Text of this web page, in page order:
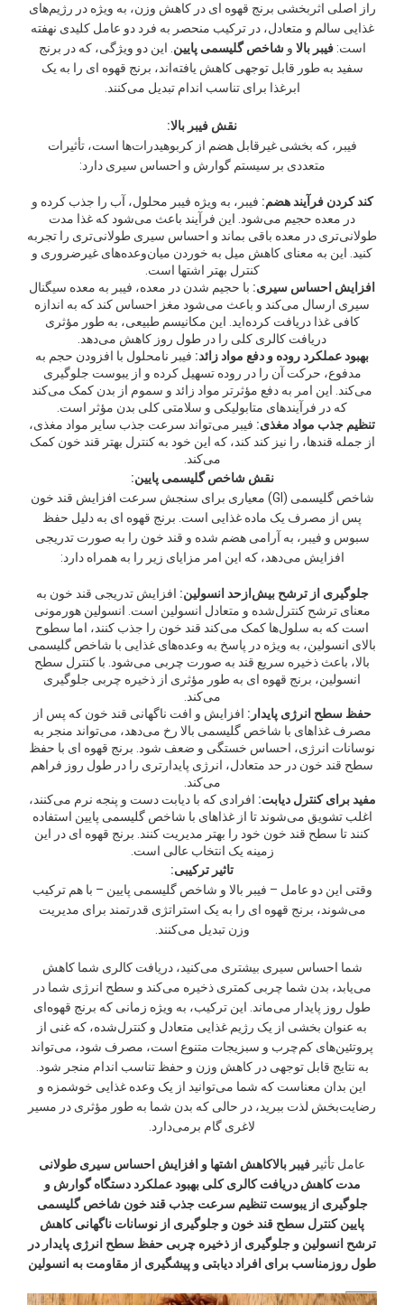
راز اصلی اثربخشی برنج قهوه ای در کاهش وزن، به ویژه در رژیم‌های
غذایی سالم و متعادل، در ترکیب منحصر به فرد دو عامل کلیدی نهفته
است:فیبر بالا وشاخص گلیسمی پایین . این دو ویژگی، که در برنج
سفید به طور قابل توجهی کاهش یافته‌اند، برنج قهوه ای را به یک
ابرغذا برای تناسب اندام تبدیل می‌کنند.
نقش فیبر بالا:
فیبر، که بخشی غیرقابل هضم از کربوهیدرات‌ها است، تأثیرات
متعددی بر سیستم گوارش و احساس سیری دارد:
کند کردن فرآیند هضم: فیبر، به ویژه فیبر محلول، آب را جذب کرده و
در معده حجیم می‌شود. این فرآیند باعث می‌شود که غذا مدت
طولانی‌تری در معده باقی بماند و احساس سیری طولانی‌تری را تجربه
کنید. این به معنای کاهش میل به خوردن میان‌وعده‌های غیرضروری و
کنترل بهتر اشتها است.
افزایش احساس سیری: با حجیم شدن در معده، فیبر به معده سیگنال
سیری ارسال می‌کند و باعث می‌شود مغز احساس کند که به اندازه
کافی غذا دریافت کرده‌اید. این مکانیسم طبیعی، به طور مؤثری
دریافت کالری کلی را در طول روز کاهش می‌دهد.
بهبود عملکرد روده و دفع مواد زائد: فیبر نامحلول با افزودن حجم به
مدفوع، حرکت آن را در روده تسهیل کرده و از یبوست جلوگیری
می‌کند. این امر به دفع مؤثرتر مواد زائد و سموم از بدن کمک می‌کند
که در فرآیندهای متابولیکی و سلامتی کلی بدن مؤثر است.
تنظیم جذب مواد مغذی: فیبر می‌تواند سرعت جذب سایر مواد مغذی،
از جمله قندها، را نیز کند کند، که این خود به کنترل بهتر قند خون کمک
می‌کند.
نقش شاخص گلیسمی پایین:
شاخص گلیسمی (GI) معیاری برای سنجش سرعت افزایش قند خون
پس از مصرف یک ماده غذایی است. برنج قهوه ای به دلیل حفظ
سبوس و فیبر، به آرامی هضم شده و قند خون را به صورت تدریجی
افزایش می‌دهد، که این امر مزایای زیر را به همراه دارد:
جلوگیری از ترشح بیش‌ازحد انسولین: افزایش تدریجی قند خون به
معنای ترشح کنترل‌شده و متعادل انسولین است. انسولین هورمونی
است که به سلول‌ها کمک می‌کند قند خون را جذب کنند، اما سطوح
بالای انسولین، به ویژه در پاسخ به وعده‌های غذایی با شاخص گلیسمی
بالا، باعث ذخیره سریع قند به صورت چربی می‌شود. با کنترل سطح
انسولین، برنج قهوه ای به طور مؤثری از ذخیره چربی جلوگیری
می‌کند.
حفظ سطح انرژی پایدار: افزایش و افت ناگهانی قند خون که پس از
مصرف غذاهای با شاخص گلیسمی بالا رخ می‌دهد، می‌تواند منجر به
نوسانات انرژی، احساس خستگی و ضعف شود. برنج قهوه ای با حفظ
سطح قند خون در حد متعادل، انرژی پایدارتری را در طول روز فراهم
می‌کند.
مفید برای کنترل دیابت: افرادی که با دیابت دست و پنجه نرم می‌کنند،
اغلب تشویق می‌شوند تا از غذاهای با شاخص گلیسمی پایین استفاده
کنند تا سطح قند خون خود را بهتر مدیریت کنند. برنج قهوه ای در این
زمینه یک انتخاب عالی است.
تاثیر ترکیبی:
وقتی این دو عامل – فیبر بالا و شاخص گلیسمی پایین – با هم ترکیب
می‌شوند، برنج قهوه ای را به یک استراتژی قدرتمند برای مدیریت
وزن تبدیل می‌کنند.
شما احساس سیری بیشتری می‌کنید، دریافت کالری شما کاهش
می‌یابد، بدن شما چربی کمتری ذخیره می‌کند و سطح انرژی شما در
طول روز پایدار می‌ماند. این ترکیب، به ویژه زمانی که برنج قهوه‌ای
به عنوان بخشی از یک رژیم غذایی متعادل و کنترل‌شده، که غنی از
پروتئین‌های کم‌چرب و سبزیجات متنوع است، مصرف شود، می‌تواند
به نتایج قابل توجهی در کاهش وزن و حفظ تناسب اندام منجر شود.
این بدان معناست که شما می‌توانید از یک وعده غذایی خوشمزه و
رضایت‌بخش لذت ببرید، در حالی که بدن شما به طور مؤثری در مسیر
لاغری گام برمی‌دارد.
عامل تأثیر فیبر بالاکاهش اشتها و افزایش احساس سیری طولانی‌
مدت کاهش دریافت کالری کلی بهبود عملکرد دستگاه گوارش و
جلوگیری از یبوست تنظیم سرعت جذب قند خون شاخص گلیسمی
پایین کنترل سطح قند خون و جلوگیری از نوسانات ناگهانی کاهش
ترشح انسولین و جلوگیری از ذخیره چربی حفظ سطح انرژی پایدار در
طول روزمناسب برای افراد دیابتی و پیشگیری از مقاومت به انسولین